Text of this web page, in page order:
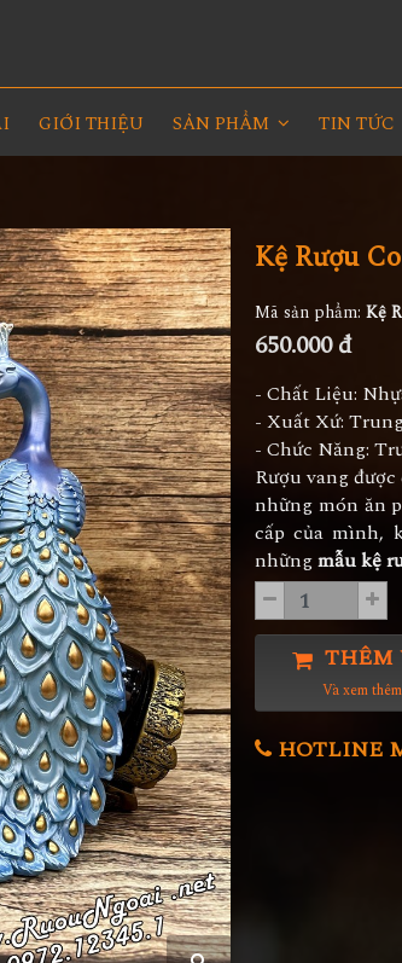
GIỚI THIỆU SẢN PHẨM TIN TỨC
Kệ Rượu
Mã sản phẩm: Kệ
650.000 đ
- Chất Liệu:
- Xuất Xứ:
- Chức Năng:
Rượu vang
những món ăn
cấp của mình,
nhữngmẫu kệ
THÊM
Và xem
HOTLINE